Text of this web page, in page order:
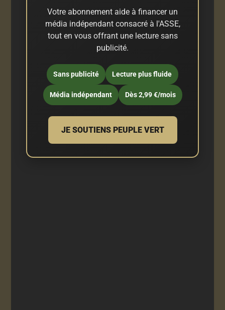
Votre abonnement aide à financer un
média indépendant consacré à l'ASSE,
tout en vous offrant une lecture sans
publicité.
Sans publicité Lecture plus fluide
Média indépendant Dès 2,99 €/mois
JE SOUTIENS PEUPLE VERT